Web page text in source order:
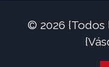
© 2026 {Todos